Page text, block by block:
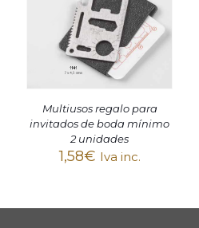
Multiusos regalo para
invitados de boda mínimo
2 unidades
1,58€ Iva inc.